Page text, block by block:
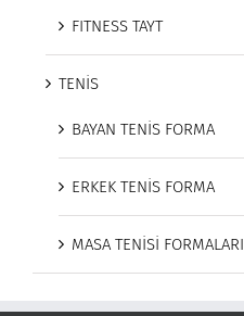
FITNESS TAYT
TENİS
BAYAN TENİS FORMA
ERKEK TENİS FORMA
MASA TENİSİ FORMALARI